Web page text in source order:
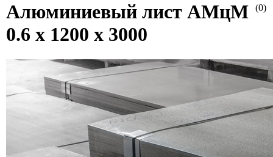
(0)
Алюминиевый лист АМцМ
0.6 х 1200 х 3000